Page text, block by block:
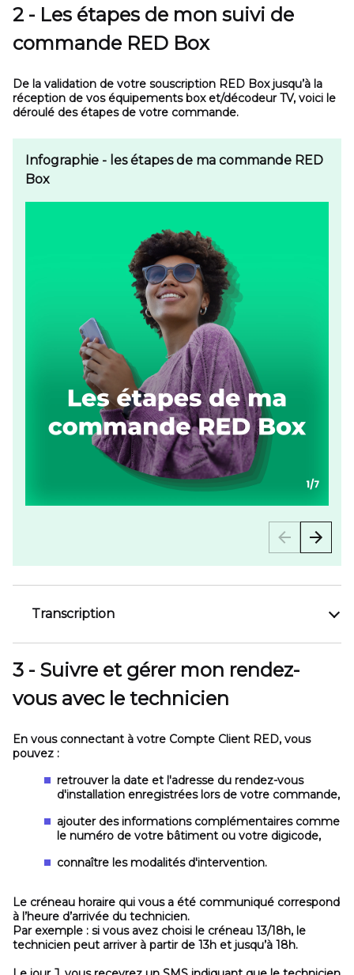
2 - Les étapes de mon suivi de
commande RED Box
De la validation de votre souscription RED Box jusqu’à la
réception de vos équipements box et/décodeur TV, voici le
déroulé des étapes de votre commande.
Infographie - les étapes de ma commande RED
Box
Transcription
3 - Suivre et gérer mon rendez-
vous avec le technicien
En vous connectant à votre Compte Client RED, vous
pouvez :
retrouver la date et l'adresse du rendez-vous
d'installation enregistrées lors de votre commande,
ajouter des informations complémentaires comme
le numéro de votre bâtiment ou votre digicode,
connaître les modalités d'intervention.
Le créneau horaire qui vous a été communiqué correspond
à l’heure d’arrivée du technicien.
Par exemple : si vous avez choisi le créneau 13/18h, le
technicien peut arriver à partir de 13h et jusqu’à 18h.